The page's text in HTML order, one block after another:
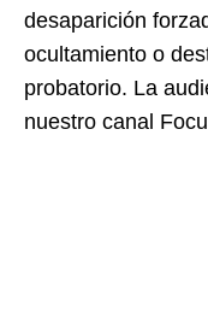
desaparición
ocultamiento o
probatorio. La
nuestro canal